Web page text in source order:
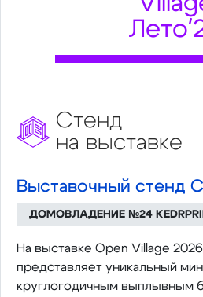
Стенд
на выставке
Выставочный стенд
ДОМОВЛАДЕНИЕ №24
На выставке Open Village
представляет уникальный
круглогодичным выплывным